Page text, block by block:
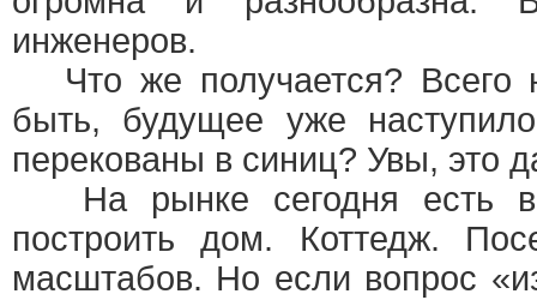
инженеров.
Что же получается? Всего
быть, будущее уже
перекованы в синиц? Увы, это
На рынке сегодня есть
построить дом. Коттедж.
масштабов. Но если вопрос